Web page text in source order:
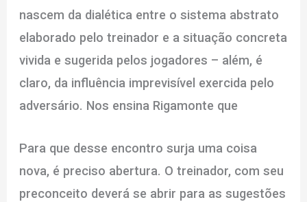
nascem da dialética entre o sistema abstrato
elaborado pelo treinador e a situação concreta
vivida e sugerida pelos jogadores – além, é
claro, da influência imprevisível exercida pelo
adversário. Nos ensina Rigamonte que
Para que desse encontro surja uma coisa
nova, é preciso abertura. O treinador, com seu
preconceito deverá se abrir para as sugestões